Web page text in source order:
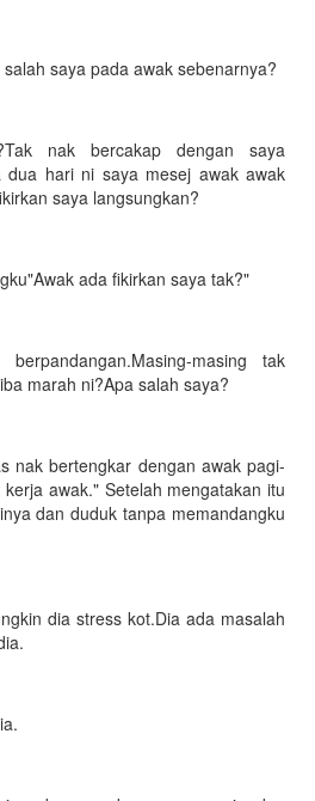
saya pada awak sebenarnya?
nak bercakap dengan saya
dua hari ni saya mesej awak awak
saya langsungkan?
ada fikirkan saya tak?"
masing tak
marah ni?Apa salah saya?
nak bertengkar dengan awak pagi-
awak." Setelah mengatakan itu
dan duduk tanpa memandangku
dia stress kot.Dia ada masalah